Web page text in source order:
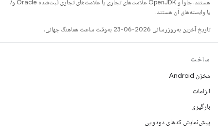
هستند. جاوا و OpenJDK علامت‌های تجاری یا علامت‌های تجاری ثبت‌شده Oracle و/
یا وابسته‌های آن هستند.
تاریخ آخرین به‌روزرسانی 2026-06-23 به‌وقت ساعت هماهنگ جهانی.
ساخت
مخزن Android
الزامات
بارگیری
پیش‌نمایش کدهای دودویی